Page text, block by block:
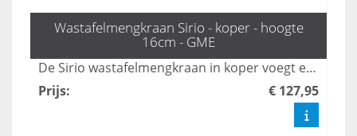
Wastafelmengkraan Sirio - koper - hoogte
16cm - GME
De Sirio wastafelmengkraan in koper voegt een luxe uitstraling toe aan elke badkamer met zijn stijlvolle design en duurzame afwerking. Deze mengkraan biedt niet alleen gebruiksgemak dankzij de soepele bediening, maar is ook eenvoudig te installeren en onderhoudsvriendelijk. Met zijn tijdloze schoonheid en functionaliteit is de Sirio wastafelmengkraan de ideale keuze voor moderne interieurs.
Prijs: € 127,95